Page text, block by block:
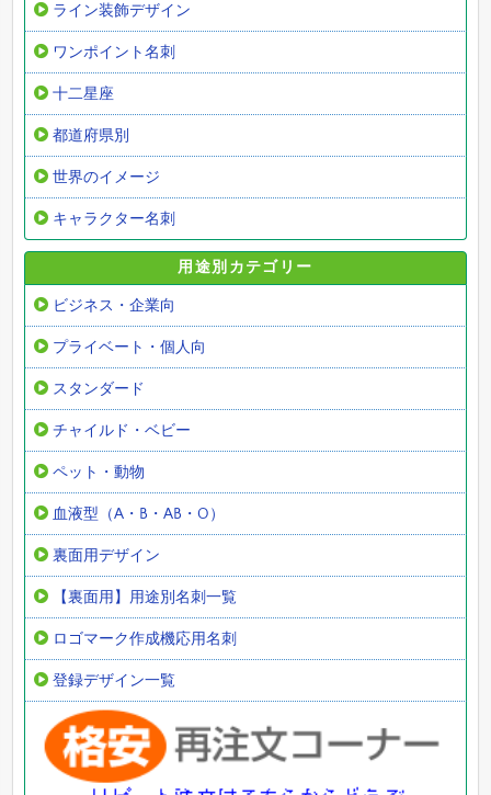
ライン装飾デザイン
ワンポイント名刺
十二星座
都道府県別
世界のイメージ
キャラクター名刺
用途別カテゴリー
ビジネス・企業向
プライベート・個人向
スタンダード
チャイルド・ベビー
ペット・動物
血液型（A・B・AB・O）
裏面用デザイン
【裏面用】用途別名刺一覧
ロゴマーク作成機応用名刺
登録デザイン一覧